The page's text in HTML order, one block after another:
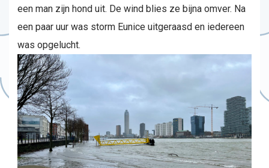
een man zijn hond uit. De wind blies ze bijna omver. Na
een paar uur was storm Eunice uitgeraasd en iedereen
was opgelucht.